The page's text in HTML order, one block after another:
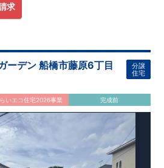
分​
店』徒歩約13分
求
ーデン 船橋市藤原6丁目
分譲
住宅
いエコ住宅2026事業 完成前